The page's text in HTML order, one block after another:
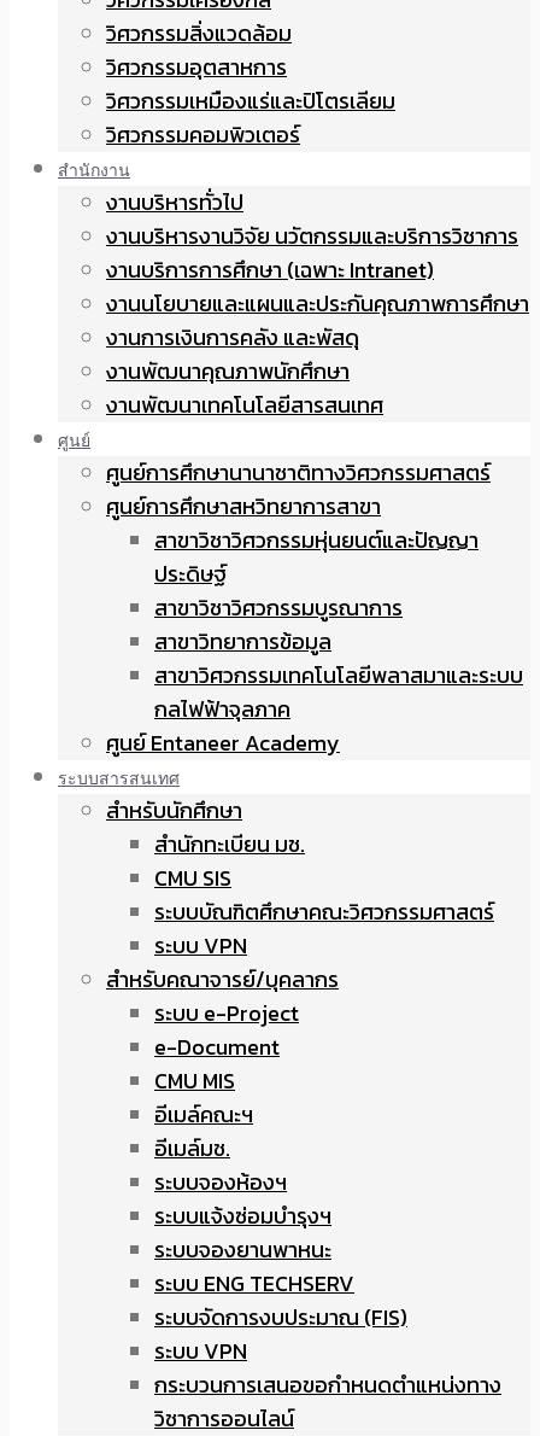
วิศวกรรมสิ่งแวดล้อม
วิศวกรรมอุตสาหการ
วิศวกรรมเหมืองแร่และปิโตรเลียม
วิศวกรรมคอมพิวเตอร์
สำนักงาน
งานบริหารทั่วไป
งานบริหารงานวิจัย นวัตกรรมและบริการวิชาการ
งานบริการการศึกษา (เฉพาะ Intranet)
งานนโยบายและแผนและประกันคุณภาพการศึกษา
งานการเงินการคลัง และพัสดุ
งานพัฒนาคุณภาพนักศึกษา
งานพัฒนาเทคโนโลยีสารสนเทศ
ศูนย์
ศูนย์การศึกษานานาชาติทางวิศวกรรมศาสตร์
ศูนย์การศึกษาสหวิทยาการสาขา
สาขาวิชาวิศวกรรมหุ่นยนต์และปัญญา
ประดิษฐ์
สาขาวิชาวิศวกรรมบูรณาการ
สาขาวิทยาการข้อมูล
สาขาวิศวกรรมเทคโนโลยีพลาสมาและระบบ
กลไฟฟ้าจุลภาค
ศูนย์ Entaneer Academy
ระบบสารสนเทศ
สำหรับนักศึกษา
สำนักทะเบียน มช.
CMU SIS
ระบบบัณฑิตศึกษาคณะวิศวกรรมศาสตร์
ระบบ VPN
สำหรับคณาจารย์/บุคลากร
ระบบ e-Project
e-Document
CMU MIS
อีเมล์คณะฯ
อีเมล์มช.
ระบบจองห้องฯ
ระบบแจ้งซ่อมบำรุงฯ
ระบบจองยานพาหนะ
ระบบ ENG TECHSERV
ระบบจัดการงบประมาณ (FIS)
ระบบ VPN
กระบวนการเสนอขอกำหนดตำแหน่งทาง
วิชาการออนไลน์